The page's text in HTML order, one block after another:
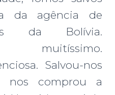
da agência de
da Bolívia.
muitíssimo.
Salvou-nos
nos comprou a